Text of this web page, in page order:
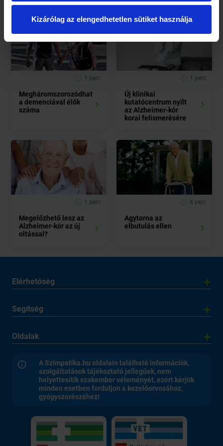
Kizárólag az elengedhetetlen sütiket használja
1 perc
Megháromszorozódhat
a demenciával élők
száma
1 perc
Új klinikai
kutatócentrum nyílt
az Alzheimer-kór
korai felismerésére
1 perc
Megelőzhető lesz az
Alzheimer-kór az új
oltással?
4 perc
Agytorna az
elbutulás ellen
Elérhetőség
Segítség
Oldalak
A Szimpatika.hu oldalain található információk,
szolgáltatások tájékoztató jellegűek, nem
helyettesítik szakember véleményét, ezért kérjük
minden esetben forduljon a kezelőorvosához,
gyógyszerészéhez!